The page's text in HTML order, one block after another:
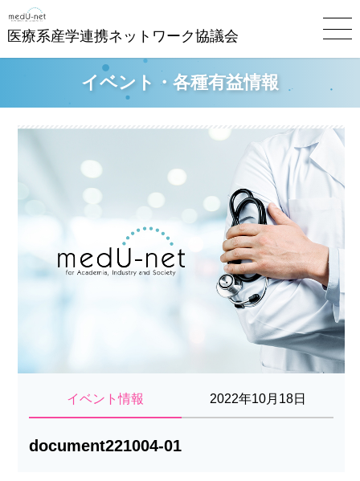
医療系産学連携ネットワーク協議会
イベント・各種有益情報
イベント情報 2022年10月18日
document221004-01